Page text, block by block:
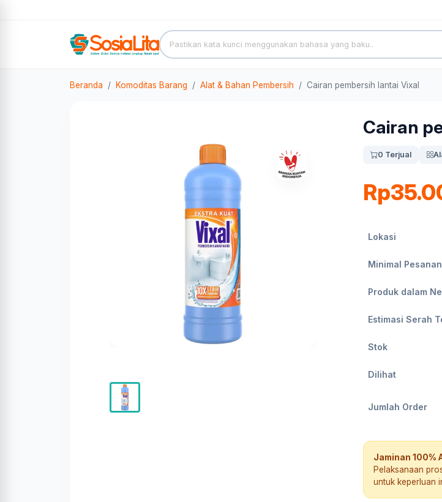
Beranda Komoditas Barang Alat & Bahan Pembersih Cairan pembersih lantai Vixal
Cairan
0 Terjual
Lokasi
Minimal Pesanan
Produk dalam
Estimasi Serah
Stok
Dilihat
Jumlah Order
Jaminan 100%
Pelaksanaan
untuk keperluan